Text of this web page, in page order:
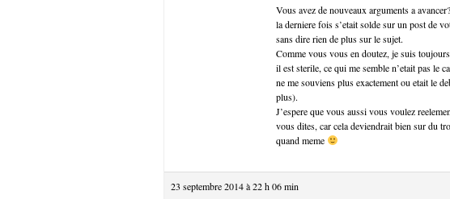
Vous avez de nouveaux arguments a
la derniere fois s’etait solde sur un post de
sans dire rien de plus sur le sujet.
Comme vous vous en doutez, je suis
il est sterile, ce qui me semble n’etait pas le
ne me souviens plus exactement ou etait le
plus).
J’espere que vous aussi vous voulez
vous dites, car cela deviendrait bien sur du
quand meme
23 septembre 2014 à 22 h 06 min